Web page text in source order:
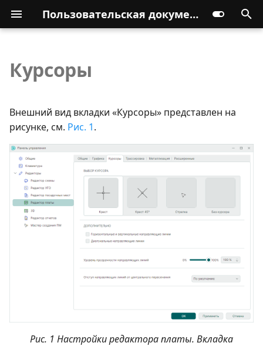
Пользовательская документация
Курсоры
Внешний вид вкладки «Курсоры» представлен на
рисунке, см. Рис. 1.
Рис. 1 Настройки редактора платы. Вкладка